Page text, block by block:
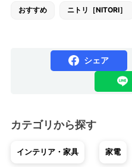
おすすめ ニトリ［NITORI］
シェア
カテゴリから探す
インテリア・家具 家電